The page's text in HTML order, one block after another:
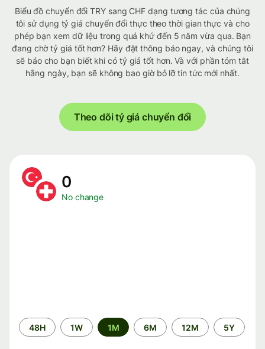
Biểu đồ chuyển đổi TRY sang CHF dạng tương tác của chúng
tôi sử dụng tỷ giá chuyển đổi thực theo thời gian thực và cho
phép bạn xem dữ liệu trong quá khứ đến 5 năm vừa qua. Bạn
đang chờ tỷ giá tốt hơn? Hãy đặt thông báo ngay, và chúng tôi
sẽ báo cho bạn biết khi có tỷ giá tốt hơn. Và với phần tóm tắt
hằng ngày, bạn sẽ không bao giờ bỏ lỡ tin tức mới nhất.
Theo dõi tỷ giá chuyển đổi
0
No change
Time
period
48H 1W 1M 6M 12M 5Y